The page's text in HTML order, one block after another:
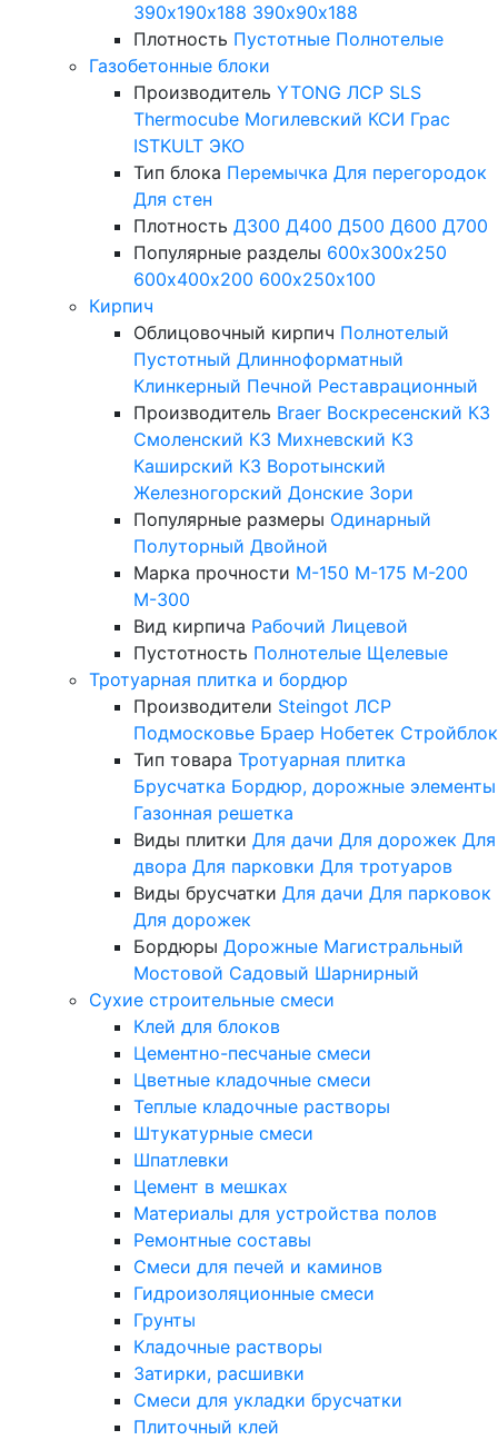
390х190х188 390х90х188
Плотность Пустотные Полнотелые
Газобетонные блоки
Производитель YTONG ЛСР SLS
Thermocube Могилевский КСИ Грас
ISTKULT ЭКО
Тип блока Перемычка Для перегородок
Для стен
Плотность Д300 Д400 Д500 Д600 Д700
Популярные разделы 600х300х250
600х400х200 600х250х100
Кирпич
Облицовочный кирпич Полнотелый
Пустотный Длинноформатный
Клинкерный Печной Реставрационный
Производитель Braer Воскресенский КЗ
Смоленский КЗ Михневский КЗ
Каширский КЗ Воротынский
Железногорский Донские Зори
Популярные размеры Одинарный
Полуторный Двойной
Марка прочности М-150 М-175 М-200
М-300
Вид кирпича Рабочий Лицевой
Пустотность Полнотелые Щелевые
Тротуарная плитка и бордюр
Производители Steingot ЛСР
Подмосковье Браер Нобетек Стройблок
Тип товара Тротуарная плитка
Брусчатка Бордюр, дорожные элементы
Газонная решетка
Виды плитки Для дачи Для дорожек Для
двора Для парковки Для тротуаров
Виды брусчатки Для дачи Для парковок
Для дорожек
Бордюры Дорожные Магистральный
Мостовой Садовый Шарнирный
Сухие строительные смеси
Клей для блоков
Цементно-песчаные смеси
Цветные кладочные смеси
Теплые кладочные растворы
Штукатурные смеси
Шпатлевки
Цемент в мешках
Материалы для устройства полов
Ремонтные составы
Смеси для печей и каминов
Гидроизоляционные смеси
Грунты
Кладочные растворы
Затирки, расшивки
Смеси для укладки брусчатки
Плиточный клей